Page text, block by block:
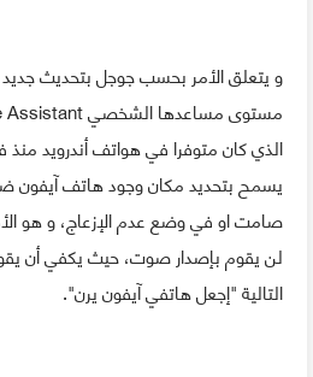
و يتعلق الأمر بحسب جوجل بتحديث
الذي كان متوفرا في هواتف أندرويد منذ
يسمح بتحديد مكان وجود هاتف
صامت او في وضع عدم الإزعاج، و هو
لن يقوم بإصدار صوت، حيث يكفي أن
التالية "إجعل هاتفي آيفون يرن".